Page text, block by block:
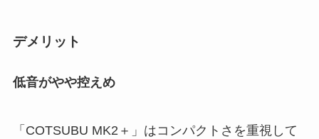
デメリット
低音がやや控えめ
「COTSUBU MK2＋」はコンパクトさを重視して